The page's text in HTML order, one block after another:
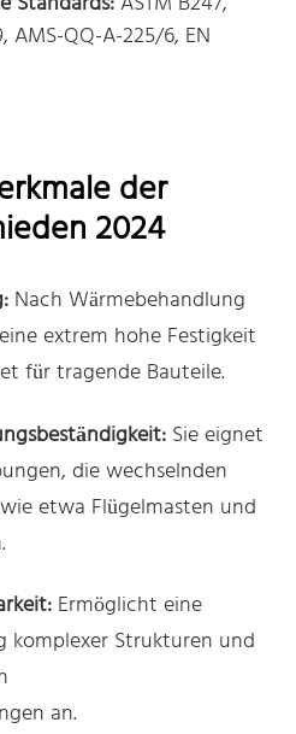
AMS-QQ-A-225/6, EN
der
2024
Nach Wärmebehandlung
eine extrem hohe Festigkeit
für tragende Bauteile.
Sie eignet
die wechselnden
etwa Flügelmasten und
Ermöglicht eine
komplexer Strukturen und
an.